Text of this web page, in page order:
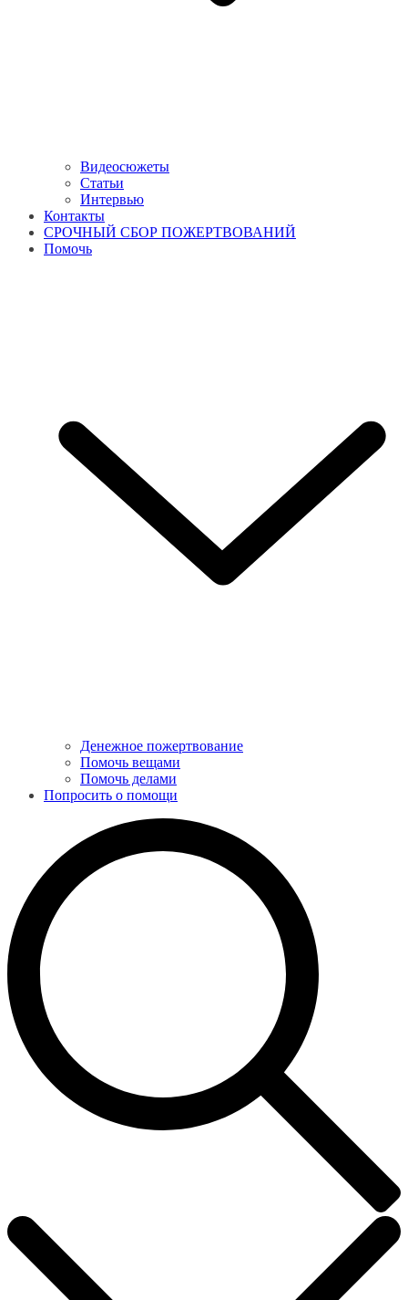
Видеосюжеты
Статьи
Интервью
Контакты
СРОЧНЫЙ СБОР ПОЖЕРТВОВАНИЙ
Помочь
Денежное пожертвование
Помочь вещами
Помочь делами
Попросить о помощи